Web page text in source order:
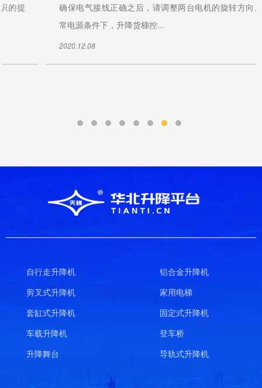
确保电气接线正确之后，请调整两台电机的旋转方向。在正
常电源条件下，升降货梯控...
自行走升降机
剪叉式升降机
套缸式升降机
车载升降机
升降舞台
铝合金升降机
家用电梯
固定式升降机
登车桥
导轨式升降机